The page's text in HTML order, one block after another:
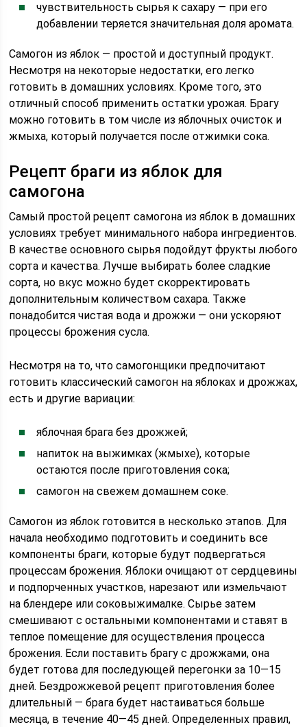
чувствительность сырья к сахару — при его
добавлении теряется значительная доля аромата.
Самогон из яблок — простой и доступный продукт.
Несмотря на некоторые недостатки, его легко
готовить в домашних условиях. Кроме того, это
отличный способ применить остатки урожая. Брагу
можно готовить в том числе из яблочных очисток и
жмыха, который получается после отжимки сока.
Рецепт браги из яблок для
самогона
Самый простой рецепт самогона из яблок в домашних
условиях требует минимального набора ингредиентов.
В качестве основного сырья подойдут фрукты любого
сорта и качества. Лучше выбирать более сладкие
сорта, но вкус можно будет скорректировать
дополнительным количеством сахара. Также
понадобится чистая вода и дрожжи — они ускоряют
процессы брожения сусла.
Несмотря на то, что самогонщики предпочитают
готовить классический самогон на яблоках и дрожжах,
есть и другие вариации:
яблочная брага без дрожжей;
напиток на выжимках (жмыхе), которые
остаются после приготовления сока;
самогон на свежем домашнем соке.
Самогон из яблок готовится в несколько этапов. Для
начала необходимо подготовить и соединить все
компоненты браги, которые будут подвергаться
процессам брожения. Яблоки очищают от сердцевины
и подпорченных участков, нарезают или измельчают
на блендере или соковыжималке. Сырье затем
смешивают с остальными компонентами и ставят в
теплое помещение для осуществления процесса
брожения. Если поставить брагу с дрожжами, она
будет готова для последующей перегонки за 10—15
дней. Бездрожжевой рецепт приготовления более
длительный — брага будет настаиваться больше
месяца, в течение 40—45 дней. Определенных правил,